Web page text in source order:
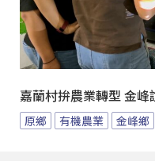
嘉蘭村拚農業轉型 金峰
原鄉 有機農業 金峰鄉